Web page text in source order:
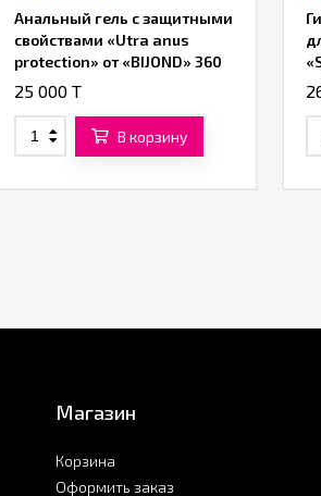
Анальный гель с защитными
свойствами «Utra anus
protection» от «BIJOND» 360
ML
25 000 T
В корзину
Магазин
Корзина
Оформить заказ